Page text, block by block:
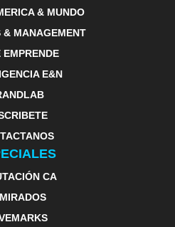
& MUNDO
& MANAGEMENT
EMPRENDE
E&N
CA